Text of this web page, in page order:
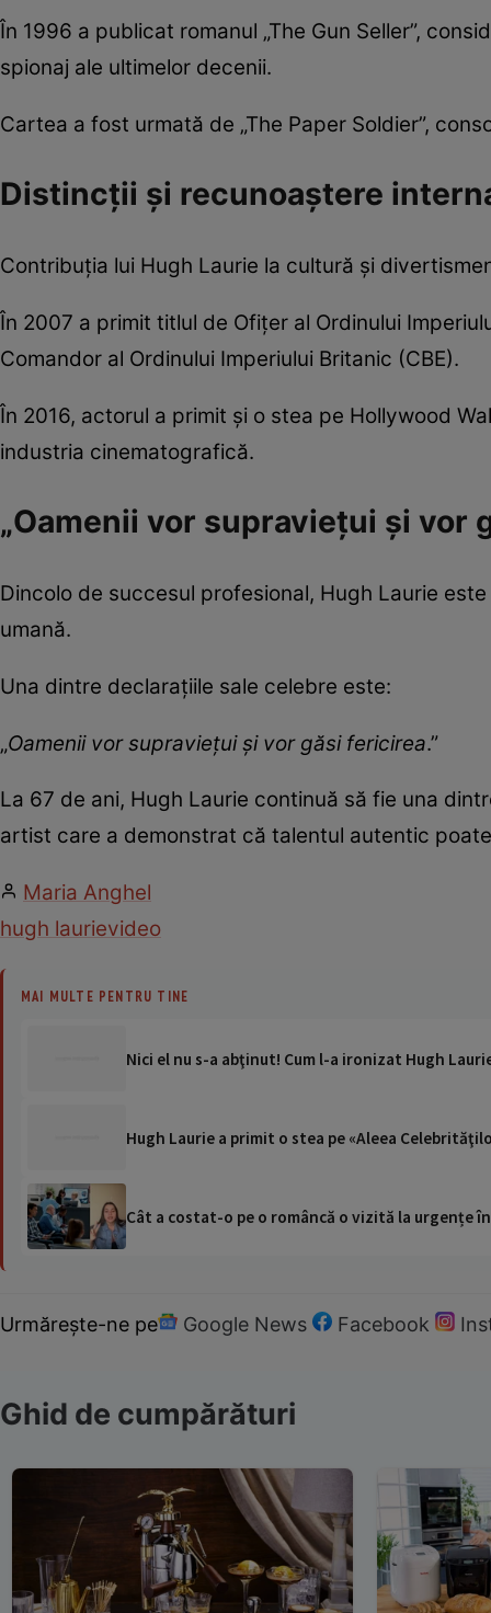
În 1996 a publicat romanul „The Gun Seller”,
spionaj ale ultimelor decenii.
Cartea a fost urmată de „The Paper Soldier”,
Distincții și recunoaștere
Contribuția lui Hugh Laurie la cultură și
În 2007 a primit titlul de Ofițer al Ordinului
Comandor al Ordinului Imperiului Britanic (CBE).
În 2016, actorul a primit și o stea pe Hollywood
industria cinematografică.
„Oamenii vor supraviețui și vor
Dincolo de succesul profesional, Hugh Laurie
umană.
Una dintre declarațiile sale celebre este:
„Oamenii vor supraviețui și vor găsi fericirea.”
La 67 de ani, Hugh Laurie continuă să fie una
artist care a demonstrat că talentul autentic
Maria Anghel
hugh laurievideo
MAI MULTE PENTRU TINE
Nici el nu s-a abţinut! Cum l-a ironizat Hugh
Hugh Laurie a primit o stea pe «Aleea
Cât a costat-o pe o româncă o vizită la urgențe
Urmărește-ne pe Google News Facebook
Ghid de cumpărături